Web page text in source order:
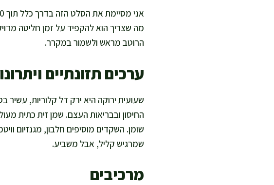
מה שצריך הוא להקפיד על זמן חליטה
הרוטב מראש ולשמור במקרר.
ערכים תזונתיים
החיסון ובבריאות העצם. שמן זית כתית
שמרגיש קליל, אבל משביע.
מרכיבים